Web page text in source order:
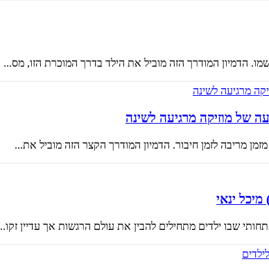
הדמיון המודרך הזה מוביל את הילד בדרך המוכרת הזו, מס...
מריבה לזמן חיבור. הדמיון המודרך הקצר הזה מוביל את...